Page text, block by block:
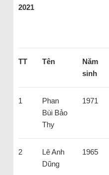
2021
TT Tên
Năm
sinh
1
Phan
Bùi Bảo
Thy
1971
2
Lê Anh
Dũng
1965